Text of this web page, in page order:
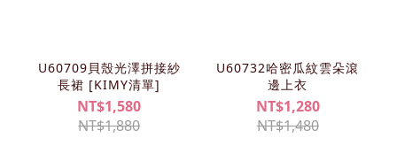
U60709貝殼光澤拼接紗
長裙 [KIMY清單]
NT$1,580
NT$1,880
U60732哈密瓜紋雲朵滾
邊上衣
NT$1,280
NT$1,480